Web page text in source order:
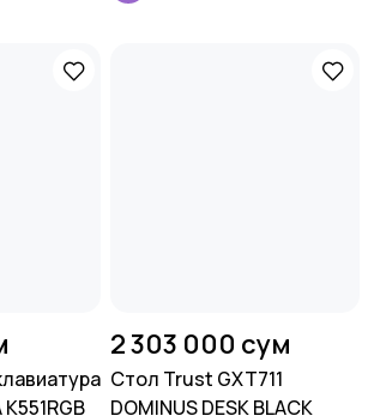
2 303 000 сум
Стол Trust GXT711
DOMINUS DESK BLACK